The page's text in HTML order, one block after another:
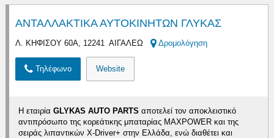
ΑΝΤΑΛΛΑΚΤΙΚΑ ΑΥΤΟΚΙΝΗΤΩΝ ΓΛΥΚΑΣ
Λ. ΚΗΦΙΣΟΥ 60Α, 12241 ΑΙΓΑΛΕΩ Δρομολόγηση
Τηλέφωνο Website
Η εταιρίαGLYKAS AUTO PARTSαποτελεί τον αποκλειστικό
αντιπρόσωπο της κορεάτικης μπαταρίας MAXPOWER και της
σειράς λιπαντικών X-Driver+ στην Ελλάδα, ενώ διαθέτει και